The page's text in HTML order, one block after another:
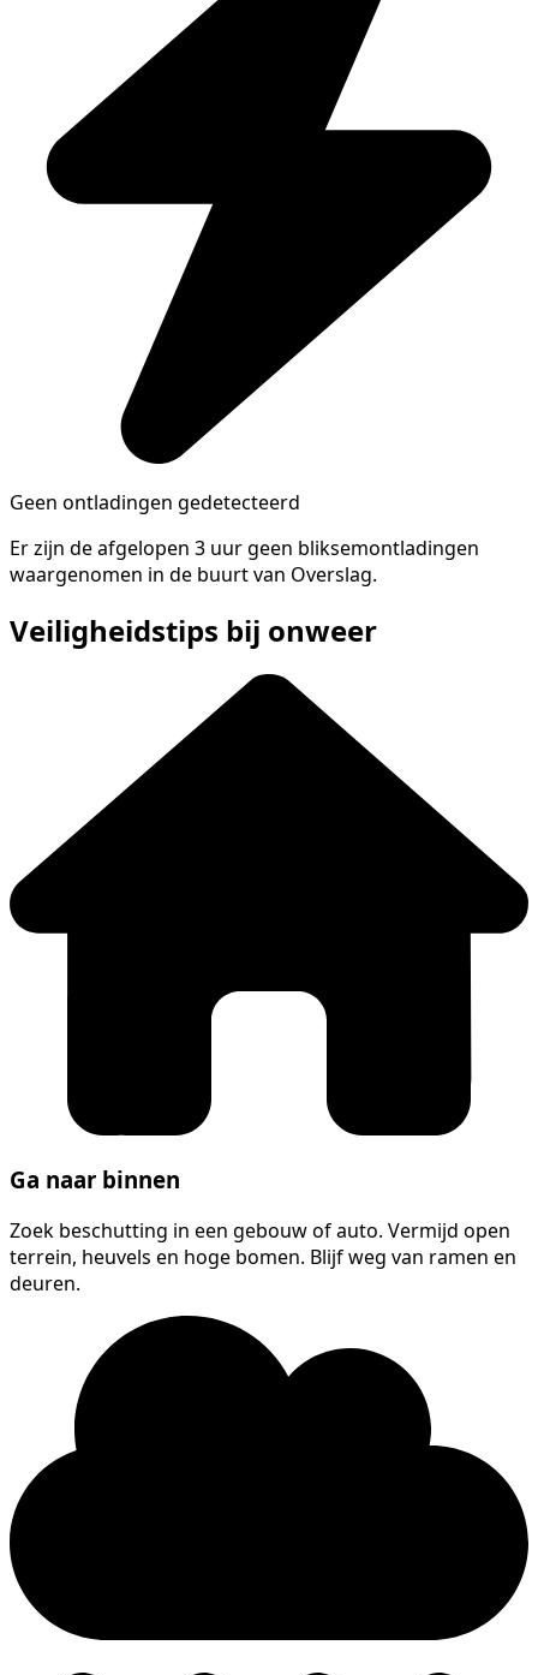
Geen ontladingen gedetecteerd
Er zijn de afgelopen 3 uur geen bliksemontladingen
waargenomen in de buurt van Overslag.
Veiligheidstips bij onweer
Ga naar binnen
Zoek beschutting in een gebouw of auto. Vermijd open
terrein, heuvels en hoge bomen. Blijf weg van ramen en
deuren.